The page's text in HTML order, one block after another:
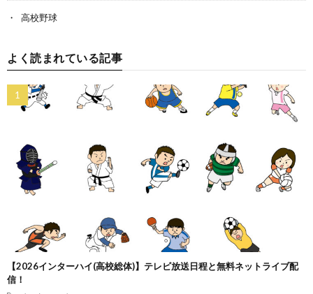
高校野球
よく読まれている記事
【2026インターハイ(高校総体)】テレビ放送日程と無料ネットライブ配
信！